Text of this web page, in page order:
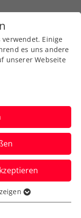
di
Einige
es uns andere
unserer Webseite